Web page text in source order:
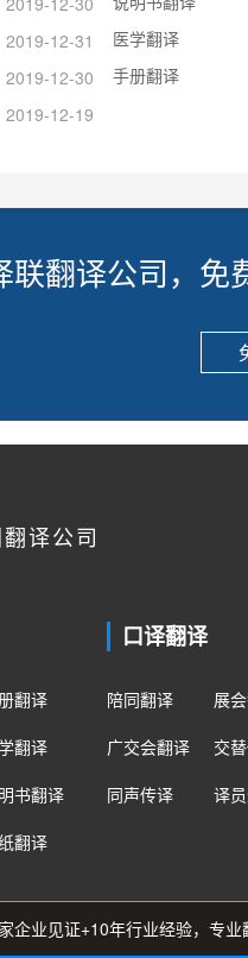
2019-12-31 医学翻译
2019-12-30 手册翻译
2019-12-19
联翻译公司，免
译公司
翻译
翻译
书翻译
翻译
口译翻译
陪同翻译
展
广交会翻译
交
同声传译
译
企业见证+10年行业经验，专